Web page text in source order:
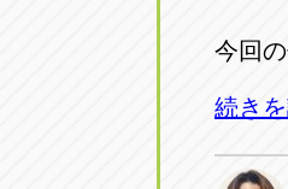
アップル尾張
今回
続き